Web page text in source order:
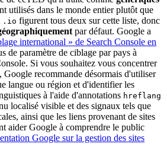
utilisés dans le monde entier plutôt que
.io figurent tous deux sur cette liste, donc
par défaut. Google a
international » de Search Console en
de paramètre de ciblage par pays à
Si vous souhaitez vous concentrer
Google recommande désormais d'utiliser
langue ou région et d'identifier les
à l'aide d'annotations hreflang
localisé visible et des signaux tels que
ainsi que les liens provenant de sites
aider Google à comprendre le public
Google sur la gestion des sites